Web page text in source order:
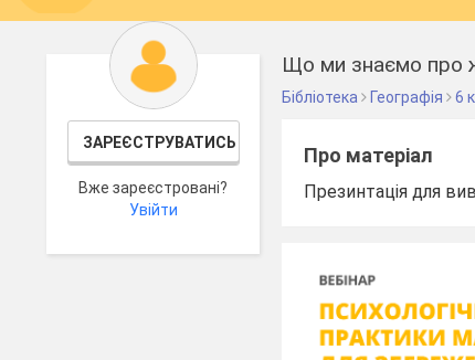
ЗАРЕЄСТРУВАТИСЬ
Вже зареєстровані?
Увійти
Що ми знаємо про
Бібліотека Географія 6
Про матеріал
Презинтація для